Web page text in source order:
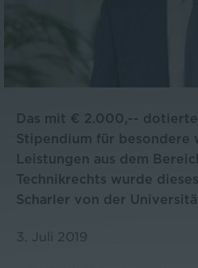
Das mit € 2.000,--
Stipendium für besondere
Leistungen aus dem
Technikrechts wurde
Scharler von der
3. Juli 2019